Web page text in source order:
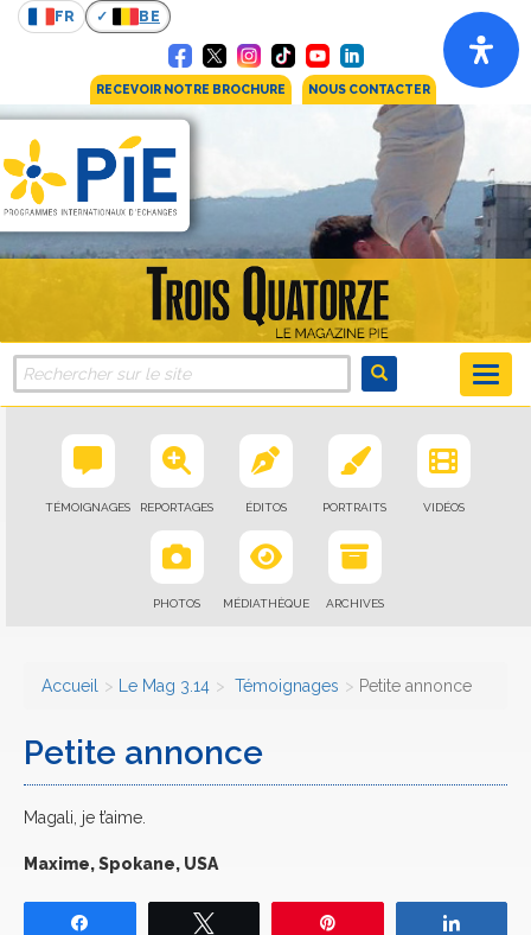
FR BE
RECEVOIR NOTRE BROCHURE NOUS CONTACTER
TÉMOIGNAGES REPORTAGES ÉDITOS PORTRAITS VIDÉOS
PHOTOS MÉDIATHÈQUE ARCHIVES
Accueil Le Mag 3.14 Témoignages Petite annonce
Petite annonce
Magali, je t’aime.
Maxime, Spokane, USA